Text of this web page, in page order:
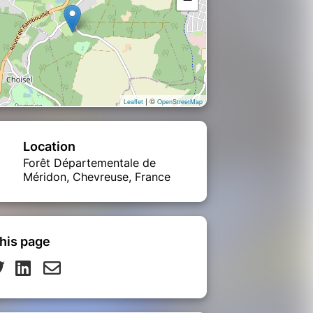
Leaflet | © OpenStreetMap
Location
Forêt Départementale de
Méridon, Chevreuse, France
page